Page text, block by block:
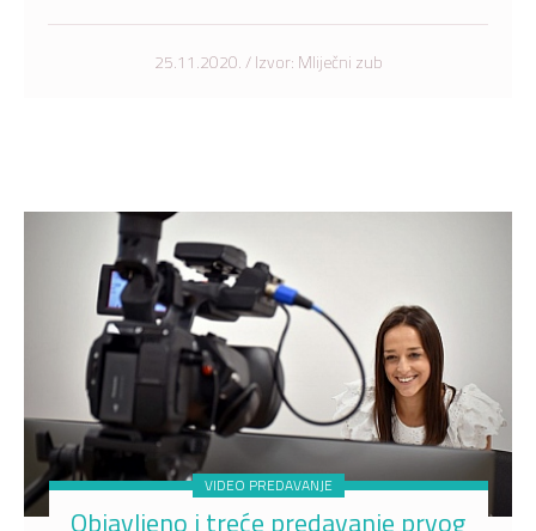
25.11.2020. / Izvor: Mliječni zub
VIDEO PREDAVANJE
Objavljeno i treće predavanje prvog